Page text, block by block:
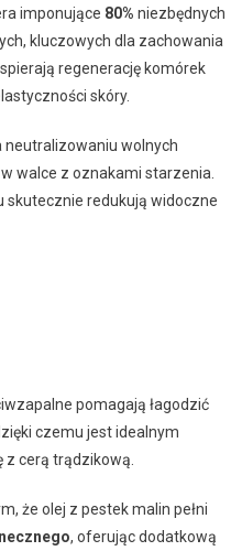
imponujące 80% niezbędnych
kluczowych dla zachowania
regenerację komórek
skóry.
neutralizowaniu wolnych
walce z oznakami starzenia.
skutecznie redukują widoczne
pomagają łagodzić
czemu jest idealnym
z cerą trądzikową.
że olej z pestek malin pełni
, oferując dodatkową